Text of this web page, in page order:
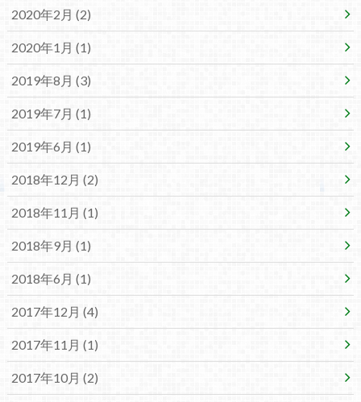
2020年2月 (2)
2020年1月 (1)
2019年8月 (3)
2019年7月 (1)
2019年6月 (1)
2018年12月 (2)
2018年11月 (1)
2018年9月 (1)
2018年6月 (1)
2017年12月 (4)
2017年11月 (1)
2017年10月 (2)